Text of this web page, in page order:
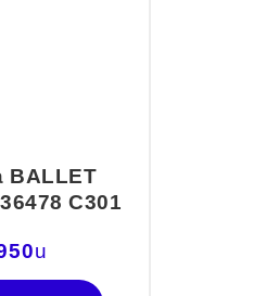
BALLET
С301
u